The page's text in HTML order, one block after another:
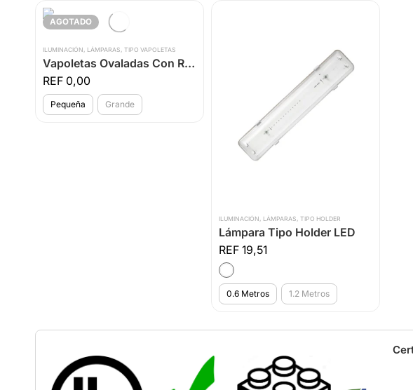
AGOTADO
ILUMINACIÓN LÁMPARAS TIPO VAPOLETAS
Vapoletas Ovaladas Con Rejilla
0,00
Pequeña Grande
ILUMINACIÓN LÁMPARAS TIPO HOLDER
Lámpara Tipo Holder LED
19,51
0.6 Metros 1.2 Metros